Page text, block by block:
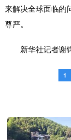
文化产业
地方频道
山东
来解决全球面临的
尊严。
新华社记者谢
1